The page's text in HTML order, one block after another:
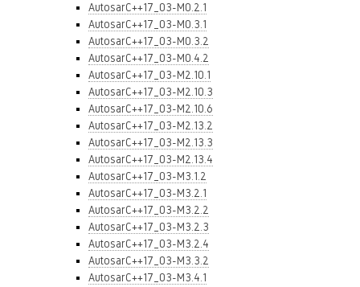
AutosarC++17_03-M0.2.1
AutosarC++17_03-M0.3.1
AutosarC++17_03-M0.3.2
AutosarC++17_03-M0.4.2
AutosarC++17_03-M2.10.1
AutosarC++17_03-M2.10.3
AutosarC++17_03-M2.10.6
AutosarC++17_03-M2.13.2
AutosarC++17_03-M2.13.3
AutosarC++17_03-M2.13.4
AutosarC++17_03-M3.1.2
AutosarC++17_03-M3.2.1
AutosarC++17_03-M3.2.2
AutosarC++17_03-M3.2.3
AutosarC++17_03-M3.2.4
AutosarC++17_03-M3.3.2
AutosarC++17_03-M3.4.1